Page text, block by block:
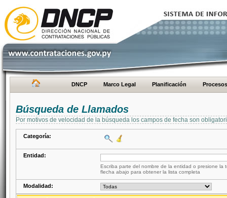
DNCP Marco Legal Planificación Procesos
Búsqueda de Llamados
Por motivos de velocidad de la búsqueda los campos de fecha son
Categoría:
Entidad:
Escriba parte del nombre de la entidad o presione la
flecha abajo para obtener la lista completa
Modalidad: